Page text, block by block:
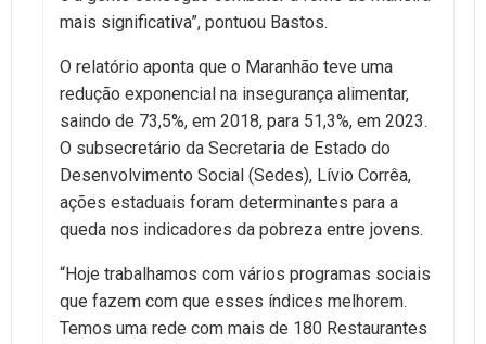
mais significativa”, pontuou Bastos.
O relatório aponta que o Maranhão teve uma
redução exponencial na insegurança alimentar,
saindo de 73,5%, em 2018, para 51,3%, em 2023.
O subsecretário da Secretaria de Estado do
Desenvolvimento Social (Sedes), Lívio Corrêa,
ações estaduais foram determinantes para a
queda nos indicadores da pobreza entre jovens.
“Hoje trabalhamos com vários programas sociais
que fazem com que esses índices melhorem.
Temos uma rede com mais de 180 Restaurantes